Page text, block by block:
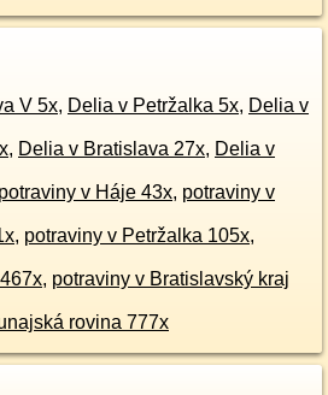
V 5x, Delia v Petržalka 5x, Delia v
, Delia v Bratislava 27x, Delia v
potraviny v Háje 43x, potraviny v
, potraviny v Petržalka 105x,
, potraviny v Bratislavský kraj
rovina 777x